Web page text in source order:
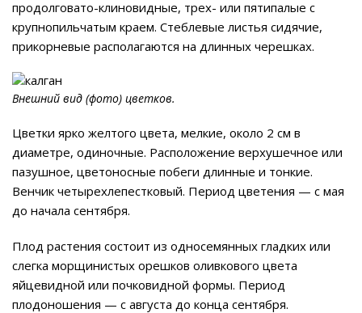
продолговато-клиновидные, трех- или пятипалые с
крупнопильчатым краем. Стеблевые листья сидячие,
прикорневые располагаются на длинных черешках.
Внешний вид (фото) цветков.
Цветки ярко желтого цвета, мелкие, около 2 см в
диаметре, одиночные. Расположение верхушечное или
пазушное, цветоносные побеги длинные и тонкие.
Венчик четырехлепестковый. Период цветения — с мая
до начала сентября.
Плод растения состоит из односемянных гладких или
слегка морщинистых орешков оливкового цвета
яйцевидной или почковидной формы. Период
плодоношения — с августа до конца сентября.